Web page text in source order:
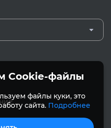
Cookie-файлы
файлы куки, это
сайта. Подробнее